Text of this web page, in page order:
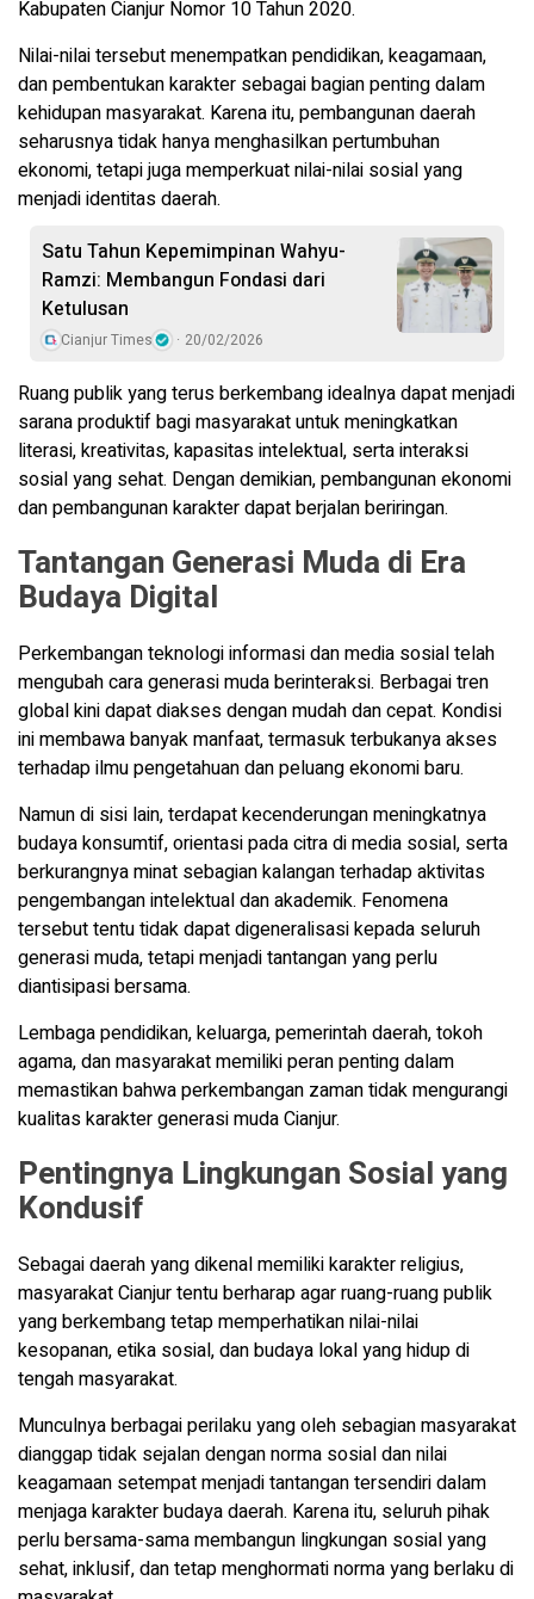
Kabupaten Cianjur Nomor 10 Tahun 2020.
Nilai-nilai tersebut menempatkan pendidikan, keagamaan,
dan pembentukan karakter sebagai bagian penting dalam
kehidupan masyarakat. Karena itu, pembangunan daerah
seharusnya tidak hanya menghasilkan pertumbuhan
ekonomi, tetapi juga memperkuat nilai-nilai sosial yang
menjadi identitas daerah.
Satu Tahun Kepemimpinan Wahyu-
Ramzi: Membangun Fondasi dari
Ketulusan
Cianjur Times 20/02/2026
Ruang publik yang terus berkembang idealnya dapat menjadi
sarana produktif bagi masyarakat untuk meningkatkan
literasi, kreativitas, kapasitas intelektual, serta interaksi
sosial yang sehat. Dengan demikian, pembangunan ekonomi
dan pembangunan karakter dapat berjalan beriringan.
Tantangan Generasi Muda di Era
Budaya Digital
Perkembangan teknologi informasi dan media sosial telah
mengubah cara generasi muda berinteraksi. Berbagai tren
global kini dapat diakses dengan mudah dan cepat. Kondisi
ini membawa banyak manfaat, termasuk terbukanya akses
terhadap ilmu pengetahuan dan peluang ekonomi baru.
Namun di sisi lain, terdapat kecenderungan meningkatnya
budaya konsumtif, orientasi pada citra di media sosial, serta
berkurangnya minat sebagian kalangan terhadap aktivitas
pengembangan intelektual dan akademik. Fenomena
tersebut tentu tidak dapat digeneralisasi kepada seluruh
generasi muda, tetapi menjadi tantangan yang perlu
diantisipasi bersama.
Lembaga pendidikan, keluarga, pemerintah daerah, tokoh
agama, dan masyarakat memiliki peran penting dalam
memastikan bahwa perkembangan zaman tidak mengurangi
kualitas karakter generasi muda Cianjur.
Pentingnya Lingkungan Sosial yang
Kondusif
Sebagai daerah yang dikenal memiliki karakter religius,
masyarakat Cianjur tentu berharap agar ruang-ruang publik
yang berkembang tetap memperhatikan nilai-nilai
kesopanan, etika sosial, dan budaya lokal yang hidup di
tengah masyarakat.
Munculnya berbagai perilaku yang oleh sebagian masyarakat
dianggap tidak sejalan dengan norma sosial dan nilai
keagamaan setempat menjadi tantangan tersendiri dalam
menjaga karakter budaya daerah. Karena itu, seluruh pihak
perlu bersama-sama membangun lingkungan sosial yang
sehat, inklusif, dan tetap menghormati norma yang berlaku di